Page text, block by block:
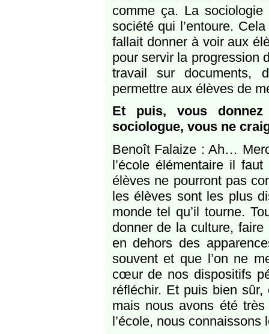
comme ça. La sociologie
société qui l’entoure.
fallait donner à voir aux
pour servir la progression
travail sur documents,
permettre aux élèves de
Et puis, vous donnez
sociologue, vous ne
Benoît Falaize : Ah…
l’école élémentaire il
élèves ne pourront pas
les élèves sont les plus
monde tel qu’il tourne.
donner de la culture,
en dehors des
souvent et que l’on ne
cœur de nos dispositifs
réfléchir. Et puis bien sûr,
mais nous avons été très
l’école, nous connaissons